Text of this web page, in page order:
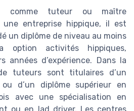
comme tuteur ou maître
une entreprise hippique, il est
un diplôme de niveau au moins
option activités hippiques,
années d’expérience. Dans la
tuteurs sont titulaires d’un
d’un diplôme supérieur en
avec une spécialisation en